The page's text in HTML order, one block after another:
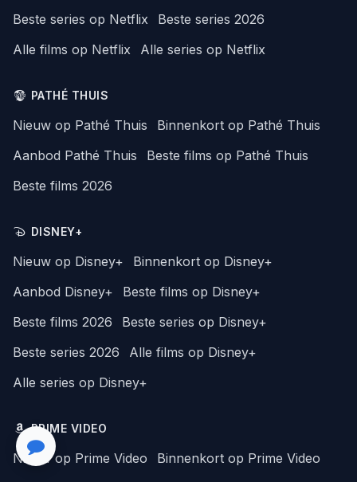
Beste series op Netflix
Beste series 2026
Alle films op Netflix
Alle series op Netflix
PATHÉ THUIS
Nieuw op Pathé Thuis
Binnenkort op Pathé Thuis
Aanbod Pathé Thuis
Beste films op Pathé Thuis
Beste films 2026
DISNEY+
Nieuw op Disney+
Binnenkort op Disney+
Aanbod Disney+
Beste films op Disney+
Beste films 2026
Beste series op Disney+
Beste series 2026
Alle films op Disney+
Alle series op Disney+
PRIME VIDEO
Nieuw op Prime Video
Binnenkort op Prime Video